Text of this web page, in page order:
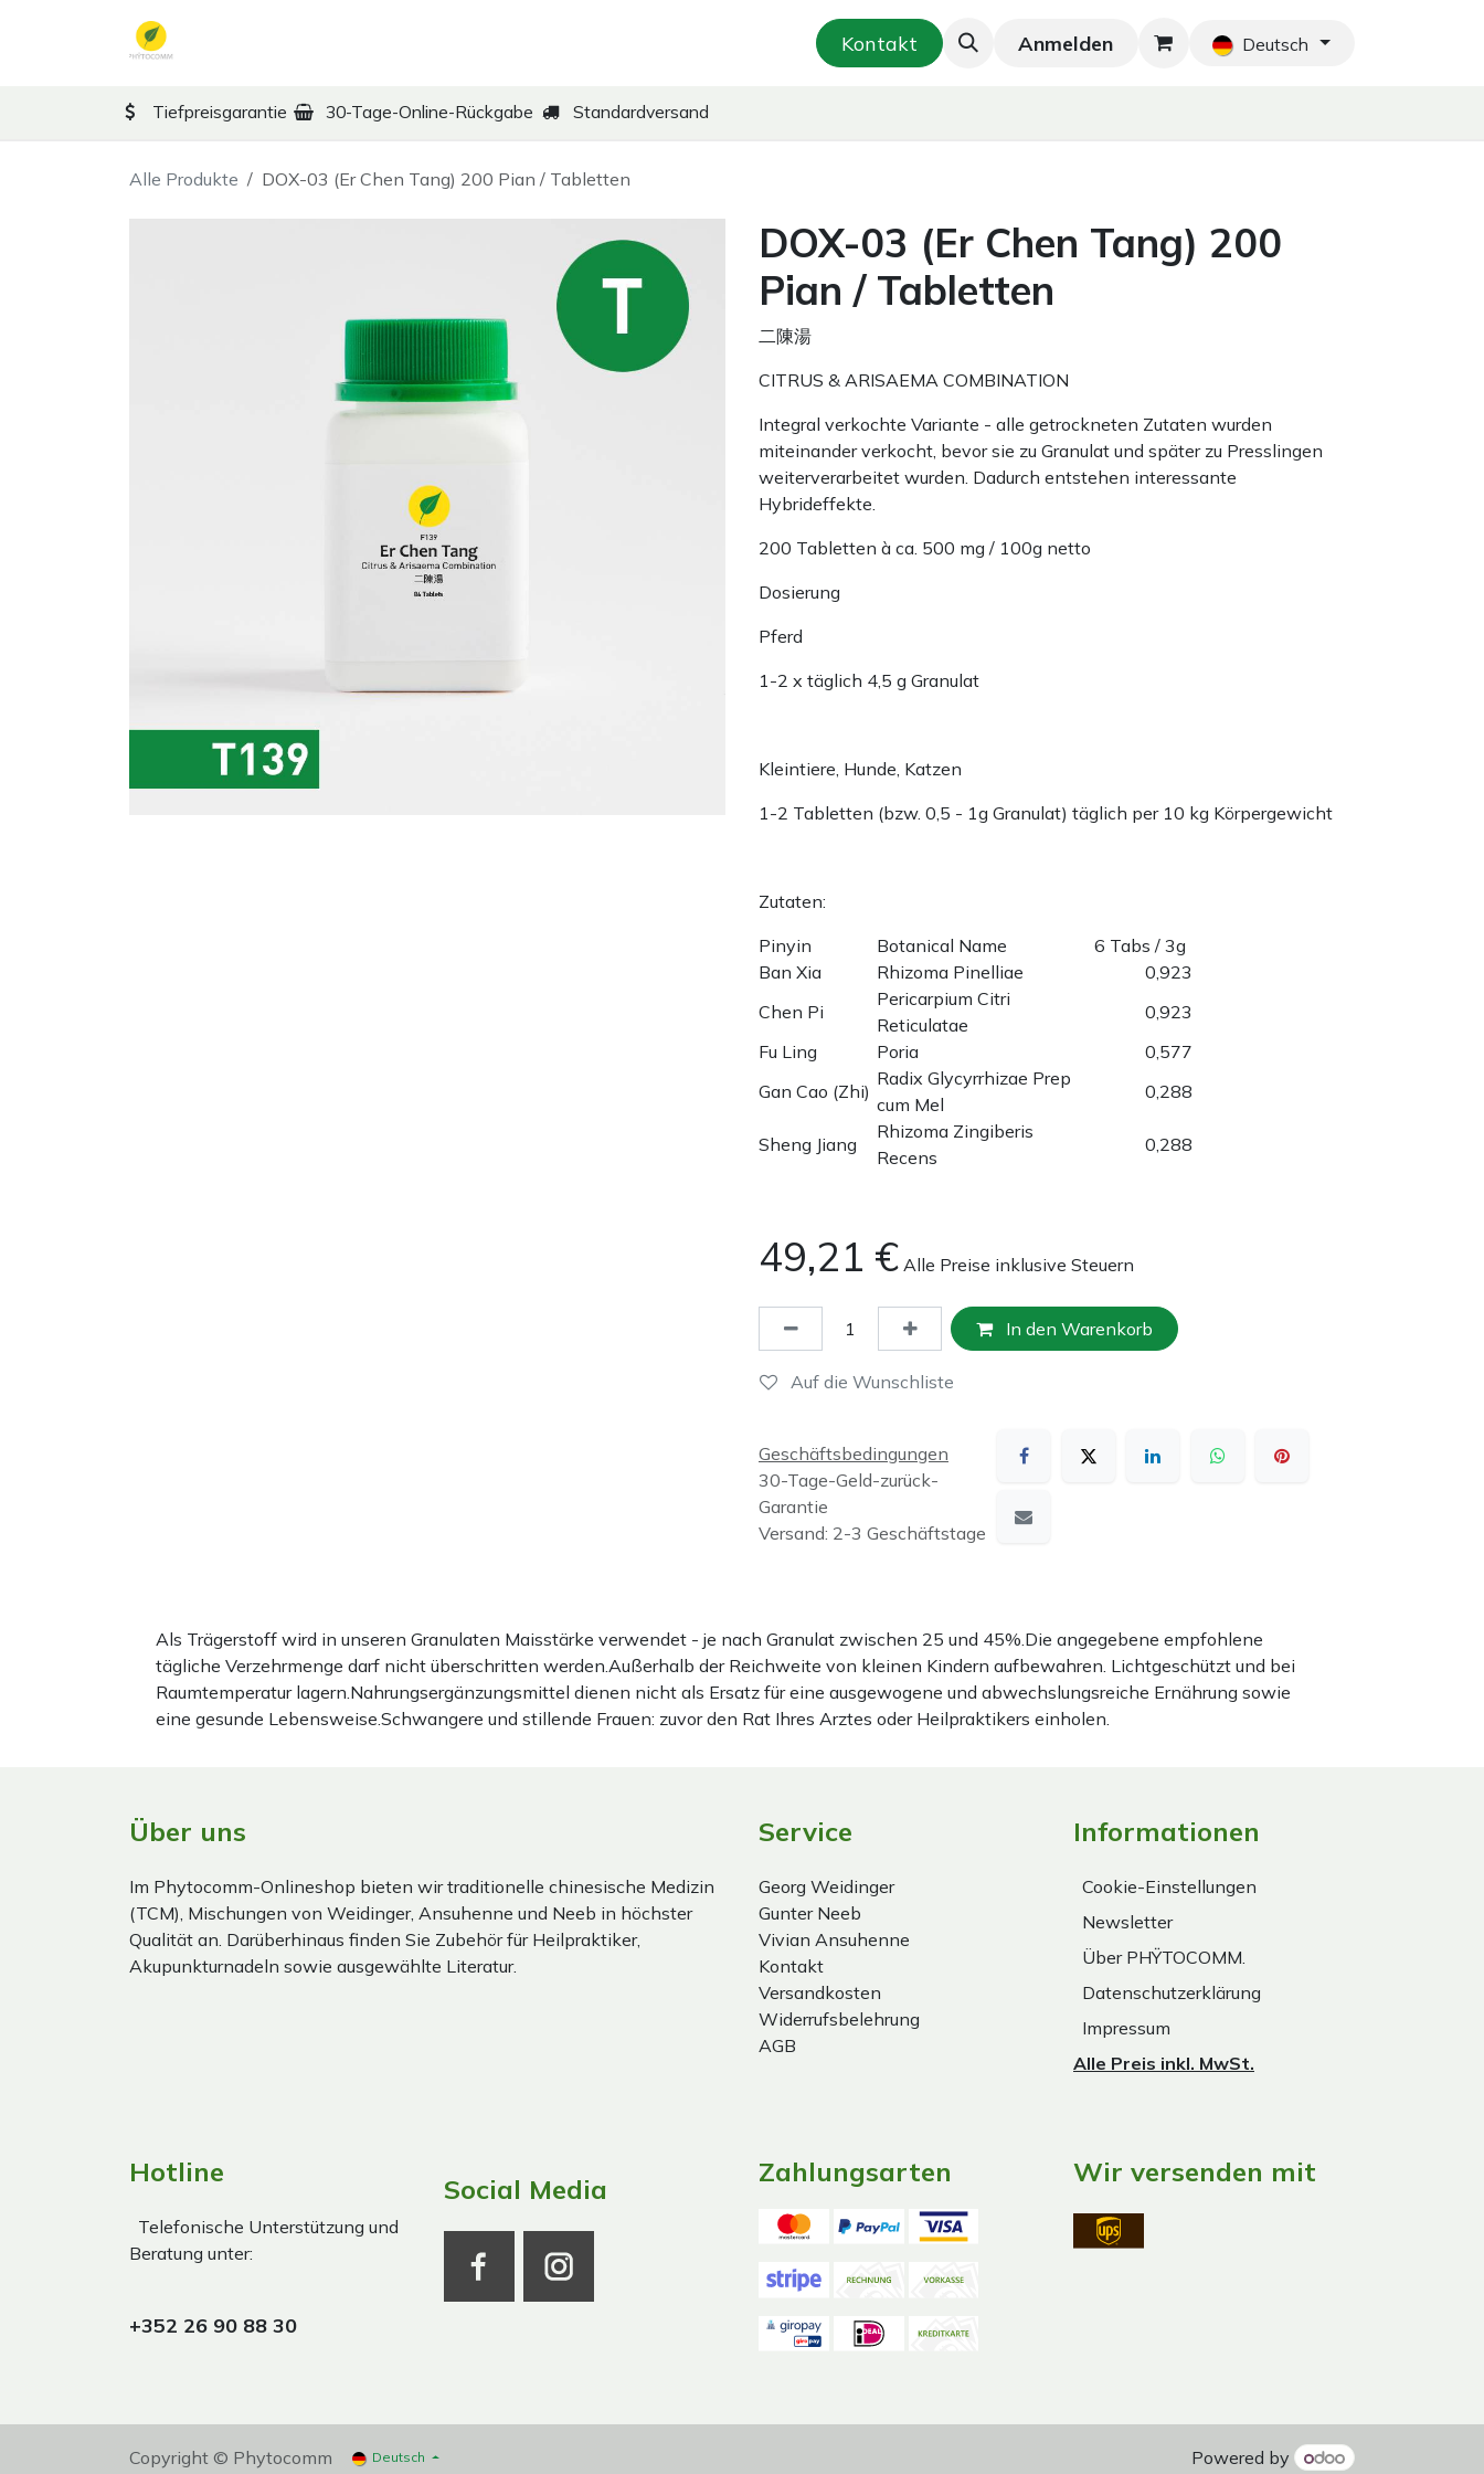
Kräuter-Zubereitungen Neu! Blog Home Shop
Kontakt Anmelden Deutsch
Tiefpreisgarantie 30-Tage-Online-Rückgabe Standardversand
Alle Produkte DOX-03 (Er Chen Tang) 200 Pian / Tabletten
DOX-03 (Er Chen Tang) 200
Pian / Tabletten
二陳湯
CITRUS & ARISAEMA COMBINATION
Integral verkochte Variante - alle getrockneten Zutaten wurden
miteinander verkocht, bevor sie zu Granulat und später zu Presslingen
weiterverarbeitet wurden. Dadurch entstehen interessante
Hybrideffekte.
200 Tabletten à ca. 500 mg / 100g netto
Dosierung
Pferd
1-2 x täglich 4,5 g Granulat
Kleintiere, Hunde, Katzen
1-2 Tabletten (bzw. 0,5 - 1g Granulat) täglich per 10 kg Körpergewicht
Zutaten:
Pinyin
Botanical Name
6 Tabs / 3g
Ban Xia
Rhizoma Pinelliae
0,923
Chen Pi
Pericarpium Citri
Reticulatae
0,923
Fu Ling
Poria
0,577
Gan Cao (Zhi)
Radix Glycyrrhizae Prep
cum Mel
0,288
Sheng Jiang
Rhizoma Zingiberis
Recens
0,288
49,21 € Alle Preise inklusive Steuern
In den Warenkorb
Auf die Wunschliste
Geschäftsbedingungen
30-Tage-Geld-zurück-
Garantie
Versand: 2-3 Geschäftstage
Als Trägerstoff wird in unseren Granulaten Maisstärke verwendet - je nach Granulat zwischen 25 und 45%.Die angegebene empfohlene
tägliche Verzehrmenge darf nicht überschritten werden.Außerhalb der Reichweite von kleinen Kindern aufbewahren. Lichtgeschützt und bei
Raumtemperatur lagern.Nahrungsergänzungsmittel dienen nicht als Ersatz für eine ausgewogene und abwechslungsreiche Ernährung sowie
eine gesunde Lebensweise.Schwangere und stillende Frauen: zuvor den Rat Ihres Arztes oder Heilpraktikers einholen.
Über uns
Im Phytocomm-Onlineshop bieten wir traditionelle chinesische Medizin
(TCM), Mischungen von Weidinger, Ansuhenne und Neeb in höchster
Qualität an. Darüberhinaus finden Sie Zubehör für Heilpraktiker,
Akupunkturnadeln sowie ausgewählte Literatur.
Service
Georg Weidinger
Gunter Neeb
Vivian Ansuhenne
Kontakt
Versandkosten
Widerrufsbelehrung
AGB
Informationen
Cookie-Einstellungen
Newsletter
Über PHŸTOCOMM.
Datenschutzerklärung
Impressum
Alle Preis inkl. MwSt.
Hotline
Telefonische Unterstützung und
Beratung unter:
+352 26 90 88 30
Social Media
Zahlungsarten Wir versenden mit
Copyright © Phytocomm Deutsch Powered by